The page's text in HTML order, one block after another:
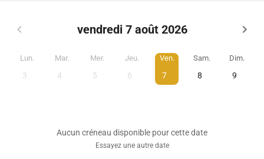
vendredi 7 août 2026
Lun.
3
Mar.
4
Mer.
5
Jeu.
6
Ven.
7
Sam.
8
Dim.
9
Aucun créneau disponible pour cette date
Essayez une autre date